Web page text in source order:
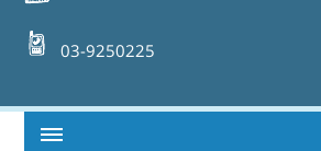
03-9250225